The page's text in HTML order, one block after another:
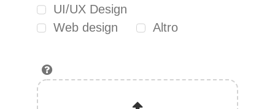
UI/UX Design
Web design
Altro